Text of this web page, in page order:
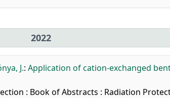
2022
J.: Application of cation-exchanged
: Book of Abstracts : Radiation